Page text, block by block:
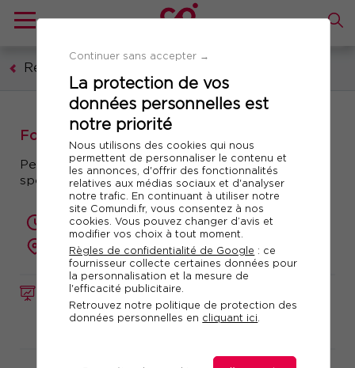
Continuer sans accepter →
La protection de vos
données personnelles est
notre priorité
Nous utilisons des cookies qui nous
permettent de personnaliser le contenu et
les annonces, d'offrir des fonctionnalités
relatives aux médias sociaux et d'analyser
notre trafic. En continuant à utiliser notre
site Comundi.fr, vous consentez à nos
cookies. Vous pouvez changer d’avis et
modifier vos choix à tout moment.
Règles de confidentialité de Google : ce
fournisseur collecte certaines données pour
la personnalisation et la mesure de
l'efficacité publicitaire.
Retrouvez notre politique de protection des
données personnelles en cliquant ici.
Ressources humaines, formation, droit social
FORMATION Réf. 10154
Télécharger le programme
Formation : Paie BTP : la maîtrise
Perfectionner ses connaissances sur les
spécificités BTP et fiabiliser ses calculs
2 jours (14 heures)
présentiel ou à distance